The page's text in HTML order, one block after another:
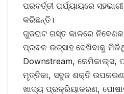
ପରବର୍ତ୍ତୀ ପର୍ଯ୍ୟାୟରେ
କରିଛନ୍ତି।
ଗୁଜରାଟ ଗସ୍ତ କାଳରେ
ପ୍ରବଳ ଉତ୍ସାହ ଦେଖିବାକୁ
Downstream, କେମିକାଲ୍ସ,
ମୃତ୍ତିକା, ସବୁଜ ଶକ୍ତି
ଖାଦ୍ୟ ପ୍ରକ୍ରିୟାକରଣ,